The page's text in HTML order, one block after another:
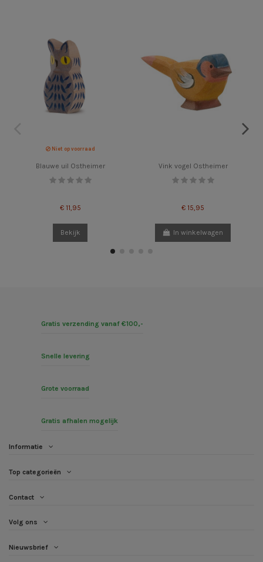
Niet op voorraad
Blauwe uil Ostheimer
€ 11,95
Bekijk
Vink vogel Ostheimer
€ 15,95
In winkelwagen
Gratis verzending vanaf €100,-
Snelle levering
Grote voorraad
Gratis afhalen mogelijk
Informatie
Top categorieën
Contact
Volg ons
Nieuwsbrief